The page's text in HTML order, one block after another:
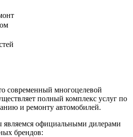
современный многоцелевой
полный комплекс услуг по
и ремонту автомобилей.
официальными дилерами
брендов: